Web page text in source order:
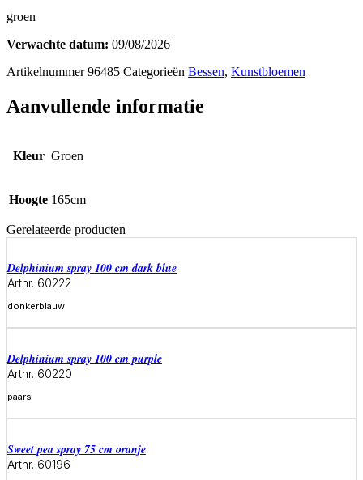
groen
Verwachte datum: 09/08/2026
Artikelnummer96485 Categorieën Bessen, Kunstbloemen
Aanvullende informatie
Kleur Groen
Hoogte 165cm
Gerelateerde producten
delphinium spray 100 cm dark blue
Artnr. 60222
donkerblauw
delphinium spray 100 cm purple
Artnr. 60220
paars
Meer informatie
sweet pea spray 75 cm oranje
Artnr. 60196